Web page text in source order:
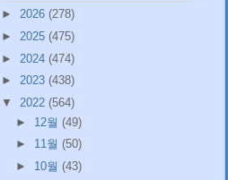
► 2026 (278)
► 2025 (475)
► 2024 (474)
► 2023 (438)
▼ 2022 (564)
► 12월 (49)
► 11월 (50)
► 10월 (43)